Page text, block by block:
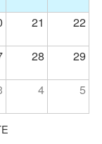
21
22
28
29
4 5